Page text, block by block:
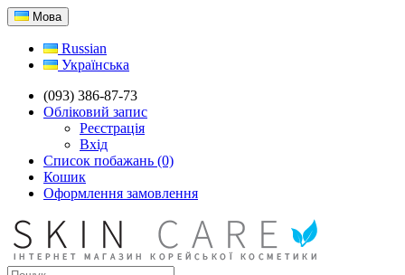
Мова
Russian
Українська
(093) 386-87-73
Обліковий запис
Реєстрація
Вхід
Список побажань (0)
Кошик
Оформлення замовлення